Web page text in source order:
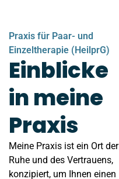
Praxis für Paar- und
Einzeltherapie (HeilprG)
Einblicke
in meine
Praxis
Meine Praxis ist ein Ort der
Ruhe und des Vertrauens,
konzipiert, um Ihnen einen